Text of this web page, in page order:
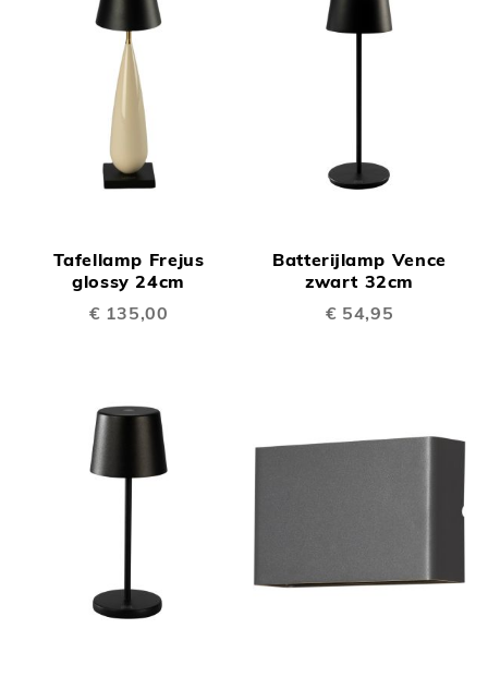
Tafellamp Frejus
glossy 24cm
€ 135,00
Batterijlamp Vence
zwart 32cm
€ 54,95